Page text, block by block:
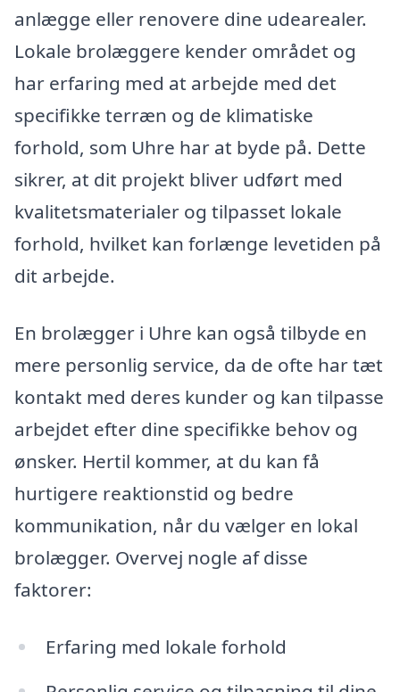
anlægge eller renovere dine udearealer.
Lokale brolæggere kender området og
har erfaring med at arbejde med det
specifikke terræn og de klimatiske
forhold, som Uhre har at byde på. Dette
sikrer, at dit projekt bliver udført med
kvalitetsmaterialer og tilpasset lokale
forhold, hvilket kan forlænge levetiden på
dit arbejde.
En brolægger i Uhre kan også tilbyde en
mere personlig service, da de ofte har tæt
kontakt med deres kunder og kan tilpasse
arbejdet efter dine specifikke behov og
ønsker. Hertil kommer, at du kan få
hurtigere reaktionstid og bedre
kommunikation, når du vælger en lokal
brolægger. Overvej nogle af disse
faktorer:
Erfaring med lokale forhold